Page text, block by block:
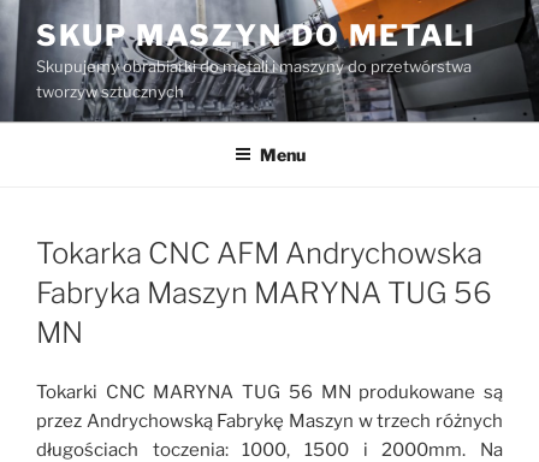
Przejdź
do
treści
SKUP MASZYN DO METALI
Skupujemy obrabiarki do metali i maszyny do przetwórstwa
tworzyw sztucznych
Menu
Tokarka CNC AFM Andrychowska
Fabryka Maszyn MARYNA TUG 56
MN
Tokarki CNC MARYNA TUG 56 MN produkowane są
przez Andrychowską Fabrykę Maszyn w trzech różnych
długościach toczenia: 1000, 1500 i 2000mm. Na